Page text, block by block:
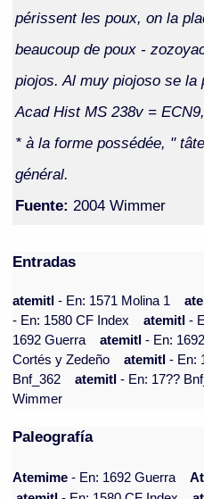
périssent les poux, on la
beaucoup de poux -
piojos. Al muy piojoso se la
Acad Hist MS 238v =
* à la forme possédée, "
général.
Fuente: 2004 Wimmer
Entradas
atemitl- En: 1571 Molina 1
- En: 1580 CF Index
atemitl-
1692 Guerra
atemitl- En:
Cortés y Zedeño
atemitl- En:
Bnf_362
atemitl- En: 17??
Wimmer
Paleografía
Atemime - En: 1692 Guerra